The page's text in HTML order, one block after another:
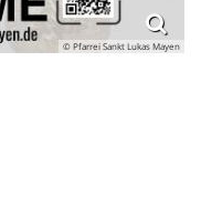
© Pfarrei Sankt Lukas Mayen